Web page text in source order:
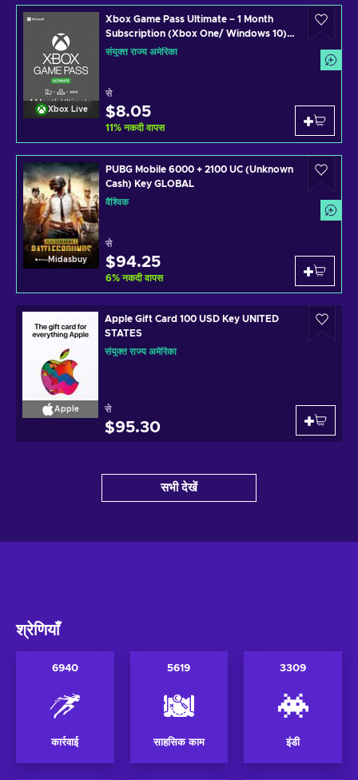
Xbox Live
Xbox Game Pass Ultimate – 1 Month
Subscription (Xbox One/ Windows 10)
non-stackable Xbox Live Key UNITED
संयुक्त राज्य अमेरिका
से
$8.05
11% नकदी वापस
Midasbuy
PUBG Mobile 6000 + 2100 UC (Unknown
Cash) Key GLOBAL
वैश्विक
से
$94.25
6% नकदी वापस
Apple
Apple Gift Card 100 USD Key UNITED
STATES
संयुक्त राज्य अमेरिका
से
$95.30
सभी देखें
श्रेणियाँ
6940
कार्रवाई
5619
साहसिक काम
3309
इंडी